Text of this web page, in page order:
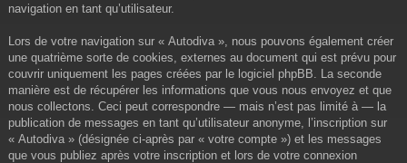
navigation en tant qu’utilisateur.
Lors de votre navigation sur « Autodiva », nous pouvons également créer
une quatrième sorte de cookies, externes au document qui est prévu pour
couvrir uniquement les pages créées par le logiciel phpBB. La seconde
manière est de récupérer les informations que vous nous envoyez et que
nous collectons. Ceci peut correspondre — mais n’est pas limité à — la
publication de messages en tant qu’utilisateur anonyme, l’inscription sur
« Autodiva » (désignée ci-après par « votre compte ») et les messages
que vous publiez après votre inscription et lors de votre connexion